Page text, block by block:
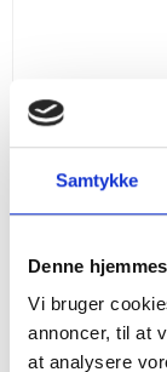
Samtykke
Denne
Vi bruger
annoncer, til at
at analysere
SG-181Black